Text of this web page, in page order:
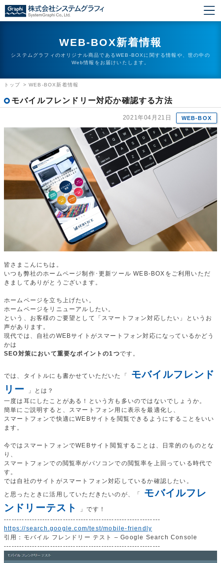
WEB-BOX新着情報
システムグラフィのオリジナル商品であるWEB-BOXに関する情報や、世の中の
Web情報をお届けいたします。
トップ >WEB-BOX新着情報
モバイルフレンドリー対応か確認する方法
2021年04月21日 WEB-BOX
皆さまこんにちは。
いつも弊社のホームページ制作･更新ツール WEB-BOXをご利用いただ
きましてありがとうございます。
ホームページを立ち上げたい。
ホームページをリニューアルしたい。
という、お客様のご要望として「スマートフォン対応したい」というお
声があります。
現代では、自社のWEBサイトがスマートフォン対応になっているかどう
かは
SEO対策において重要なポイントの1つです。
では、タイトルにも書かせていただいた「
モバイルフレンド
リー
」とは？
一度は耳にしたことがある！という方も多いのではないでしょうか。
簡単にご説明すると、スマートフォン用に表示を最適化し、
スマートフォンで快適にWEBサイトを閲覧できるようにすることをいい
ます。
今ではスマートフォンでWEBサイト閲覧することは、日常的のものとな
り、
スマートフォンでの閲覧率がパソコンでの閲覧率を上回っている時代で
す。
では自社のサイトがスマートフォン対応しているか確認したい。
と思ったときに活用していただきたいのが、「
モバイルフレ
ンドリーテスト
」です！
-------------------------------------------------------------
https://search.google.com/test/mobile-friendly
引用：モバイル フレンドリー テスト – Google Search Console
-------------------------------------------------------------